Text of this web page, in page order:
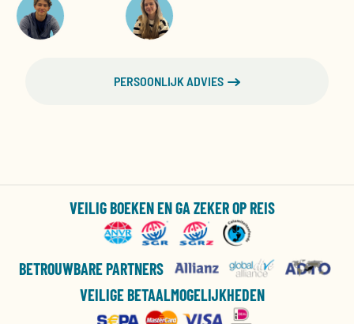
PERSOONLIJK ADVIES
VEILIG BOEKEN EN GA ZEKER OP REIS
BETROUWBARE PARTNERS
VEILIGE BETAALMOGELIJKHEDEN